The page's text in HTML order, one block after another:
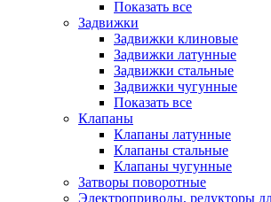
Показать все
Задвижки
Задвижки клиновые
Задвижки латунные
Задвижки стальные
Задвижки чугунные
Показать все
Клапаны
Клапаны латунные
Клапаны стальные
Клапаны чугунные
Затворы поворотные
Электроприводы, редукторы